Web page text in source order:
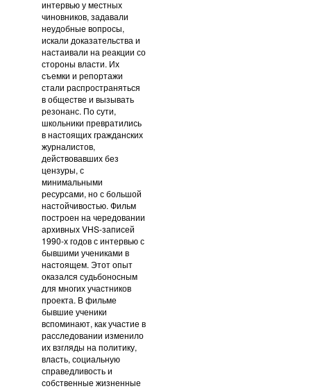
интервью у местных
чиновников, задавали
неудобные вопросы,
искали доказательства и
настаивали на реакции со
стороны власти. Их
съемки и репортажи
стали распространяться
в обществе и вызывать
резонанс. По сути,
школьники превратились
в настоящих гражданских
журналистов,
действовавших без
цензуры, с
минимальными
ресурсами, но с большой
настойчивостью. Фильм
построен на чередовании
архивных VHS-записей
1990-х годов с интервью с
бывшими учениками в
настоящем. Этот опыт
оказался судьбоносным
для многих участников
проекта. В фильме
бывшие ученики
вспоминают, как участие в
расследовании изменило
их взгляды на политику,
власть, социальную
справедливость и
собственные жизненные